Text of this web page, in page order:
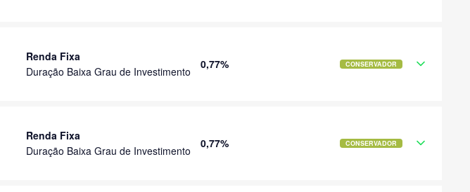
Renda Fixa
Duração Baixa Grau de Investimento
0,77% CONSERVADOR
Renda Fixa
Duração Baixa Grau de Investimento
0,77% CONSERVADOR